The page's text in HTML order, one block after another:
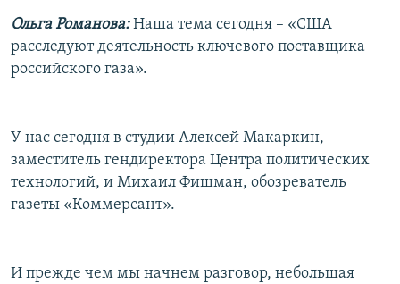
поиску
СЕВЕР.РЕАЛИИ
СИБИРЬ.РЕАЛИИ
СОЦИАЛЬНЫЕ СЕТИ
Ольга Романова: Наша тема сегодня – «США
расследуют деятельность ключевого поставщика
российского газа».
У нас сегодня в студии Алексей Макаркин,
заместитель гендиректора Центра политических
технологий, и Михаил Фишман, обозреватель
газеты «Коммерсант».
И прежде чем мы начнем разговор, небольшая